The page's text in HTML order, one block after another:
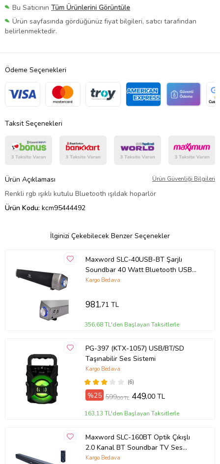
Bu Satıcının Tüm Ürünlerini Görüntüle
Ürün sayfasında gördüğünüz fiyat bilgileri, satıcı tarafından
belirlenmektedir.
Ödeme Seçenekleri
Taksit Seçenekleri
Ürün Açıklaması Ürün Güvenliği Bilgileri
Renkli rgb ışıklı kutulu Bluetooth ışıldak hoparlör
Ürün Kodu: kcm95444492
İlginizi Çekebilecek Benzer Seçenekler
Maxword SLC-40USB-BT Şarjlı
Soundbar 40 Watt Bluetooth USB
Şarjlı (46x7x6 cm)
Kargo Bedava
981,71 TL
356,68 TL'den Başlayan Taksitlerle
PG-397 (KTX-1057) USB/BT/SD
Taşınabilir Ses Sistemi
(6)
Kargo Bedava
%25 599,00 TL 449,00 TL
163,13 TL'den Başlayan Taksitlerle
Maxword SLC-160BT Optik Çıkışlı
2.0 Kanal BT Soundbar TV Ses
Sistemi 160W (79x8x6 cm)
Kargo Bedava